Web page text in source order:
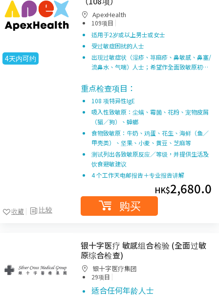
4天内可约
比较
收藏
ApexHealth
109项目 |
适用于2岁或以上男士或女士
受过敏症困扰的人士
出现过敏症状（湿疹、荨麻疹、鼻敏感、鼻塞/
流鼻水、气喘）人士；希望作全面致敏原初…
重点检查项目：
108 项特异性IgE
吸入性致敏原：尘螨、霉菌、花粉、宠物皮屑
（猫／狗）、蟑螂
食物致敏原：牛奶、鸡蛋、花生、海鲜（鱼／
甲壳类）、坚果、小麦、黄豆、芝麻等
测试列出各致敏原反应／等级，并提供生活及
饮食避敏建议
4 个工作天电邮报告＋专业报告讲解
HK$2,680.0
购买
银十字医疗 敏感组合检验 (全面过敏
原综合检查)
银十字医疗集团
29项目 |
适合任何年龄人士